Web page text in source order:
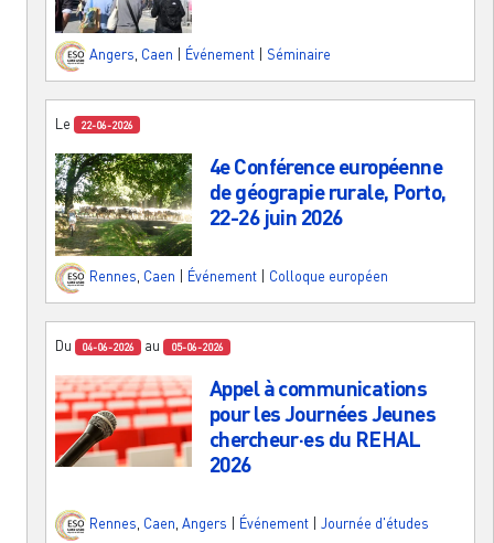
Angers Caen Événement Séminaire
Le 22-06-2026
4e Conférence européenne
de géograpie rurale, Porto,
22-26 juin 2026
Rennes, Caen Événement Colloque européen
Du 04-06-2026 au 05-06-2026
Appel à communications
pour les Journées Jeunes
chercheur·es du REHAL
2026
Rennes, Caen, Angers Événement Journée d'études